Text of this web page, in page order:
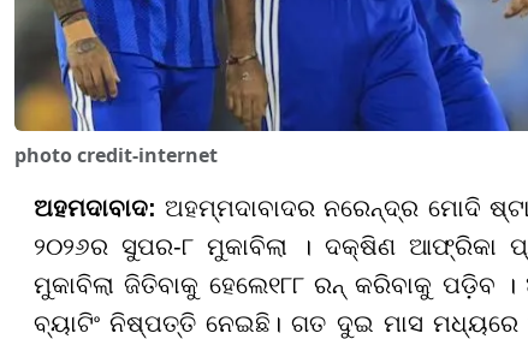
photo credit-internet
ଅହମଦାବାଦ:ଅହମ୍ମଦାବାଦର ନରେନ୍ଦ୍ର ମୋଦି
୨୦୨୬ର ସୁପର-୮ ମୁକାବିଲା । ଦକ୍ଷିଣ ଆଫ୍ରିକା
ମୁକାବିଲା ଜିତିବାକୁ ହେଲେ୧୮୮ ରନ୍ କରିବାକୁ
ବ୍ୟାଟିଂ ନିଷ୍ପତ୍ତି ନେଇଛି। ଗତ ଦୁଇ ମାସ